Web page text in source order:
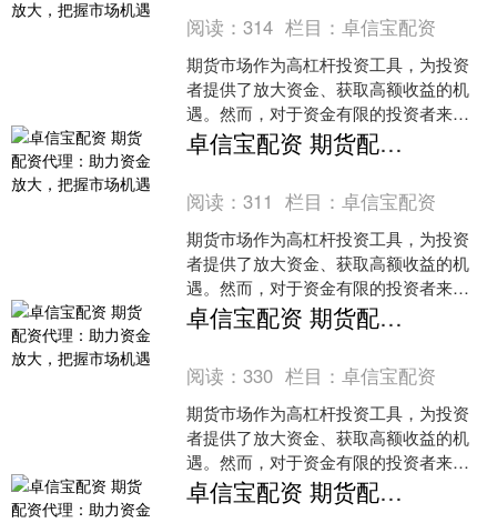
阅读：314 栏目：卓信宝配资
期货市场作为高杠杆投资工具，为投资
者提供了放大资金、获取高额收益的机
遇。然而，对于资金有限的投资者来
说，期货配资代理成为了实现资金放大
的有效途径。1. 杠杆风险：股票配资
卓信宝配资 期货配资代理：助力资金放大，把握市场机遇
阅读：311 栏目：卓信宝配资
期货市场作为高杠杆投资工具，为投资
者提供了放大资金、获取高额收益的机
遇。然而，对于资金有限的投资者来
说，期货配资代理成为了实现资金放大
的有效途径。1. 杠杆风险：股票配资
卓信宝配资 期货配资代理：助力资金放大，把握市场机遇
阅读：330 栏目：卓信宝配资
期货市场作为高杠杆投资工具，为投资
者提供了放大资金、获取高额收益的机
遇。然而，对于资金有限的投资者来
说，期货配资代理成为了实现资金放大
的有效途径。1. 杠杆风险：股票配资
卓信宝配资 期货配资代理：助力资金放大，把握市场机遇